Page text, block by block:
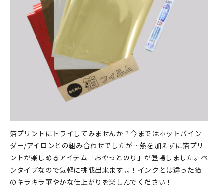
箔プリントにトライしてみませんか？今まではホットバイン
ダー/アイロンとの組み合わせでしたが…熱を加えずに箔プリ
ントが楽しめるアイテム「おやっとのり」が登場しました。ペ
ンタイプなので気軽に挑戦出来ますよ！インクとは違った箔
のキラキラ華やかな仕上がりを楽しんでください！